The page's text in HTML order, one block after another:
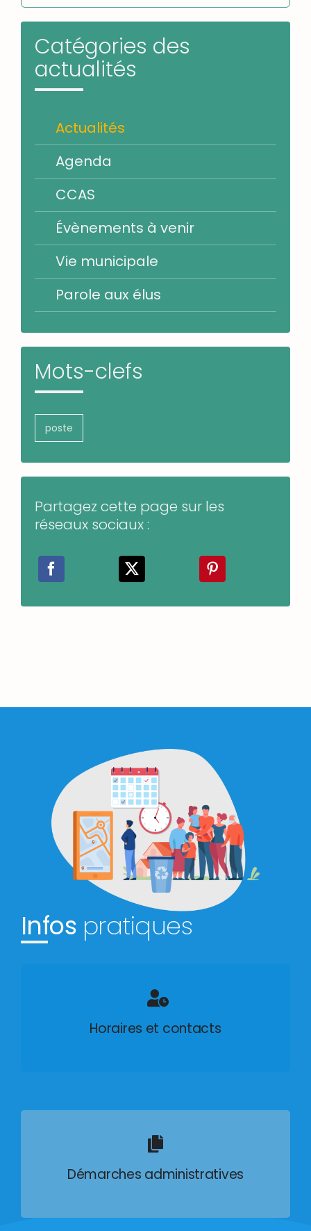
Catégories des
actualités
Actualités
Agenda
CCAS
Évènements à venir
Vie municipale
Parole aux élus
Mots-clefs
poste
Partagez cette page sur les
réseaux sociaux :
Infos pratiques
Horaires et contacts
Démarches administratives